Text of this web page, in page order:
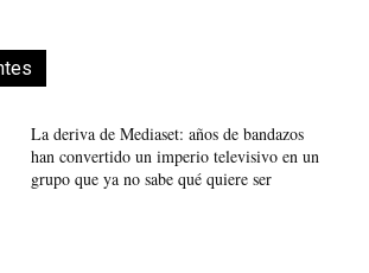
La deriva de Mediaset: años de bandazos
han convertido un imperio televisivo en un
grupo que ya no sabe qué quiere ser